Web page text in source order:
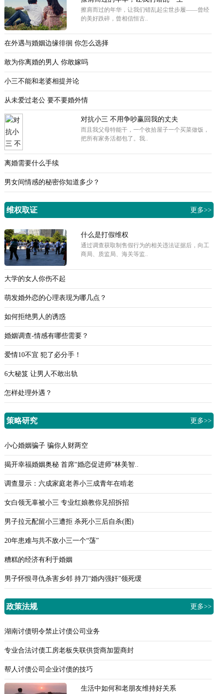
擦肩而过的年华，让我们错乱起尘世步履——曾经
的美好跌碎，曾相信恒古..
在外遇与婚姻边缘徘徊 你怎么选择
敢为你离婚的男人 你敢嫁吗
小三不能和老婆相提并论
从未爱过老公 要不要婚外情
对抗小三 不用争吵赢回我的丈夫
而且我父母特能干，一个收拾屋子一个买菜做饭，
把所有家务活都包了。我..
离婚需要什么手续
男女间情感的秘密你知道多少？
维权取证 更多>>
什么是打假维权
通过调查获取制售假行为的相关违法证据后，向工
商局、质监局、海关等监..
大学的女人你伤不起
萌发婚外恋的心理表现为哪几点？
如何拒绝男人的诱惑
婚姻调查-情感有哪些需要？
爱情10不宜 犯了必分手！
6大秘笈 让男人不敢出轨
怎样处理外遇？
策略研究 更多>>
小心婚姻骗子 骗你人财两空
揭开幸福婚姻奥秘 首席“婚恋促进师”林美智..
调查显示：六成家庭老养小三成青年在啃老
女白领无辜被小三 专业红娘教你见招拆招
男子拉元配留小三遭拒 杀死小三后自杀(图)
20年患难与共不敌小三一个“荡”
糟糕的经济有利于婚姻
男子怀恨寻仇杀害乡邻 持刀“婚内强奸”领死缓
政策法规 更多>>
湖南讨债明令禁止讨债公司业务
专业合法讨债工房老板失联供货商加盟商封
帮人讨债公司企业讨债的技巧
生活中如何和老朋友维持好关系